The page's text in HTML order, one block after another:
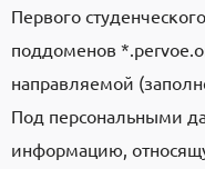
Первого
поддоменов
направляемой
Под персональными
информацию,